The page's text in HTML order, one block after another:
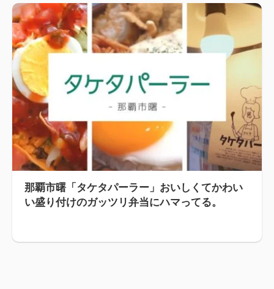
那覇市曙「タケタパーラー」おいしくてかわい
い盛り付けのガッツリ弁当にハマってる。